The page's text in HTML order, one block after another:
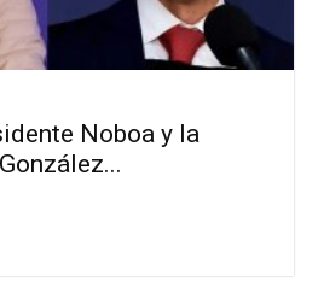
Noboa y la